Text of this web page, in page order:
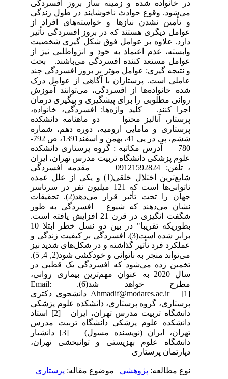
در خانواده شده و زمینه ساز بروز افسردگی
می‌شود. وقوع حوادث ناخوشایند در طول زندگی
و تأمین نشدن نیازها و خواسته‌های افراد از
عوامل دیگری هستند که در بروز افسردگی تأثیر
دارد. علاوه بر عوامل فوق شکل گیری شخصیت
وابسته، عدم اعتماد به خود و انزواطلبی نیز از
عوامل مستعد کننده افسردگی می‌باشند. بحث
و نتیجه گیری: عوامل مؤثر بر بروز افسردگی چند
عاملی است. پرستاران با آگاهی از عوامل درک
شده خانواده‌ها از افسردگی، می‌توانند آموزش
روانی مطلوبی را برای پیشگیری و پیگیری درمان
اجرا کنند. کلید واژه‌ها: افسردگی، خانواده،
پرستار، آنالیز محتوا دو ماهنامه دانشکده
پرستاری و مامایی ارومیه، دوره دهم، شماره
ششم، پی در پی 41، بهمن و اسفند1391، ص 792-
780 آدرس مکاتبه : گروه پرستاری دانشکده
علوم پزشکی دانشگاه تربیت مدرس تهران، ایران
، تلفن: 09121592824 مقدمه افسردگی
شایع‌ترین اختلال خلقی(1) و یکی از علل عمده
ناتوانی‌ها است که 121 میلیون نفر در سرتاسر
جهان را تحت تأثیر قرار می‌دهد(2). تحقیقات
نشان می‌دهند که شیوع افسردگی به طور
شگفت انگیزی در قرن 21 افزایش یافته است.
بطوریکه تقریبا" در بین دو نسل خطر ابتلا 10
برابر شده است(3). افسردگی بر کیفیت زندگی و
عملکرد فرد تأثیر گذاشته و در شکل‌های شدید نیز
می‌تواند منجر به ناتوانی و خودکشی شود(2, 4, 5).
تخمین زده می‌شود که افسردگی یک قطبی در
سال 2020 به عنوان مهم‌ترین بیماری روانی،
مطرح خواهد شد(6). Email:
Ahmadif@modares.ac.ir [1] دانشجوی دکتری
پرستاری، گروه پرستاری، دانشکده علوم پزشکی
دانشگاه تربیت مدرس تهران، ایران [2] استاد
دانشکده علوم پزشکی دانشگاه تربیت مدرس
تهران، ایران (نویسنده مسول) [3] دانشیار
دانشگاه علوم بهزیستی و توانبخشی تهران،
دپارتمان پرستاری
نوع مطالعه:پژوهشي| موضوع مقاله:پرستاری